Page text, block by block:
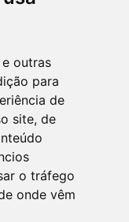
outras
para
de
site, de
o tráfego
onde vêm